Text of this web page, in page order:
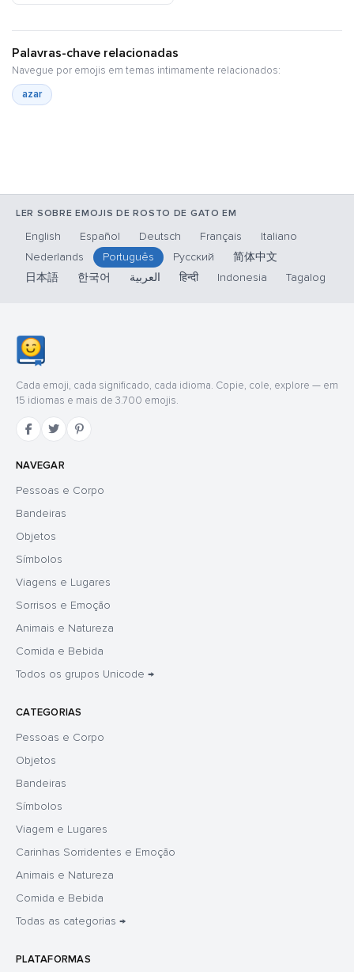
Palavras-chave relacionadas
Navegue por emojis em temas intimamente relacionados:
azar
LER SOBRE EMOJIS DE ROSTO DE GATO EM
English Español Deutsch Français
Italiano
Nederlands
Português Русский
简体中文
日本語
한국어 العربية हिन्दी Indonesia Tagalog
Cada emoji, cada significado, cada idioma. Copie, cole, explore — em
15 idiomas e mais de 3.700 emojis.
NAVEGAR
Pessoas e Corpo
Bandeiras
Objetos
Símbolos
Viagens e Lugares
Sorrisos e Emoção
Animais e Natureza
Comida e Bebida
Todos os grupos Unicode →
CATEGORIAS
Pessoas e Corpo
Objetos
Bandeiras
Símbolos
Viagem e Lugares
Carinhas Sorridentes e Emoção
Animais e Natureza
Comida e Bebida
Todas as categorias →
PLATAFORMAS